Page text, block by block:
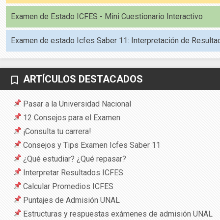
Examen de Estado ICFES - Mini Cuestionario Interactivo
Examen de estado Icfes Saber 11: Interpretación de
bookmark_border ARTÍCULOS DESTACADOS
Pasar a la Universidad Nacional
12 Consejos para el Examen
¡Consulta tu carrera!
Consejos y Tips Examen Icfes Saber 11
¿Qué estudiar? ¿Qué repasar?
Interpretar Resultados ICFES
Calcular Promedios ICFES
Puntajes de Admisión UNAL
Estructuras y respuestas exámenes de admisión UNAL